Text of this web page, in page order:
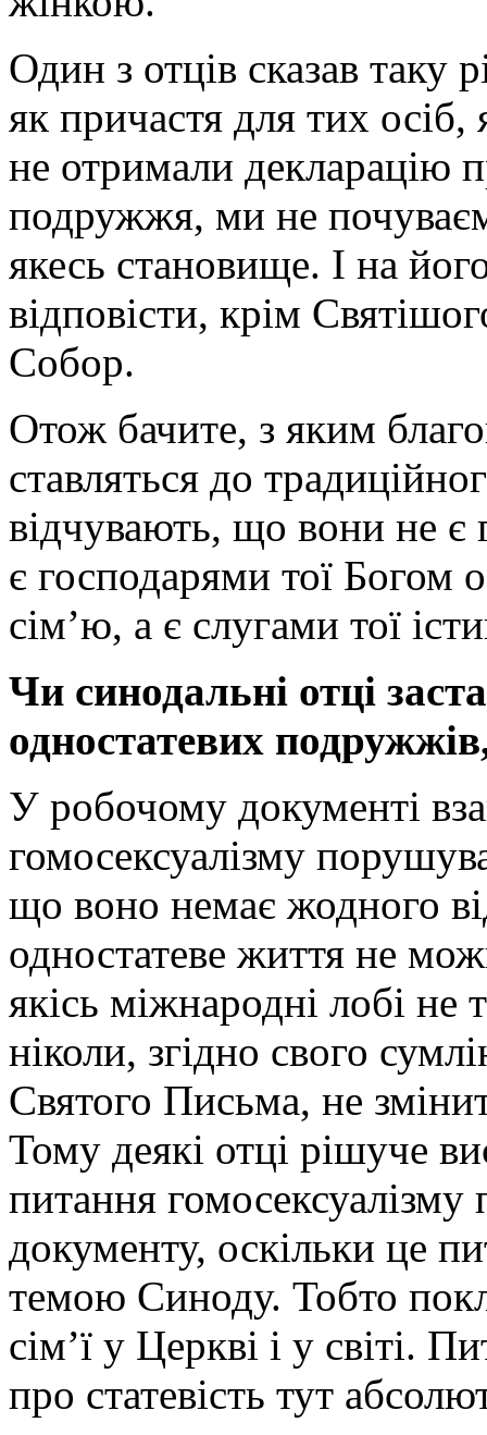
Один з отців сказав таку
як причастя для тих
не отримали декларацію
подружжя, ми не
якесь становище. І на
відповісти, крім
Собор.
Отож бачите, з яким
ставляться до
відчувають, що вони не
є господарями тої Богом
сім’ю, а є слугами тої
Чи синодальні отці
одностатевих
У робочому документі
гомосексуалізму
що воно немає жодного
одностатеве життя не
якісь міжнародні лобі
ніколи, згідно свого
Святого Письма, не
Тому деякі отці рішуче
питання гомосексуалізму
документу, оскільки це
темою Синоду. Тобто
сім’ї у Церкві і у світі.
про статевість тут